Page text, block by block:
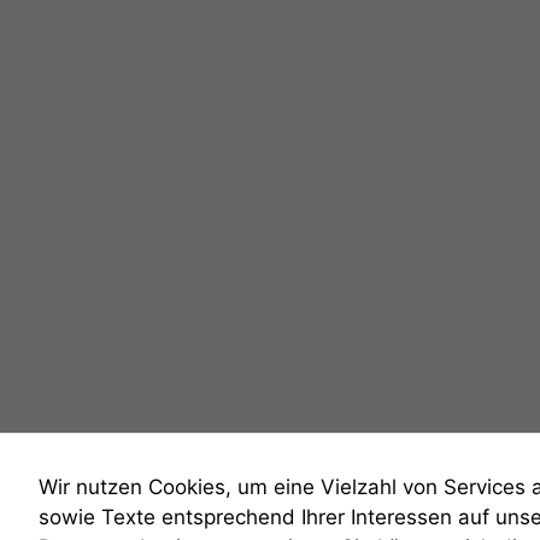
Wir nutzen Cookies, um eine Vielzahl von
sowie Texte entsprechend Ihrer Interessen auf